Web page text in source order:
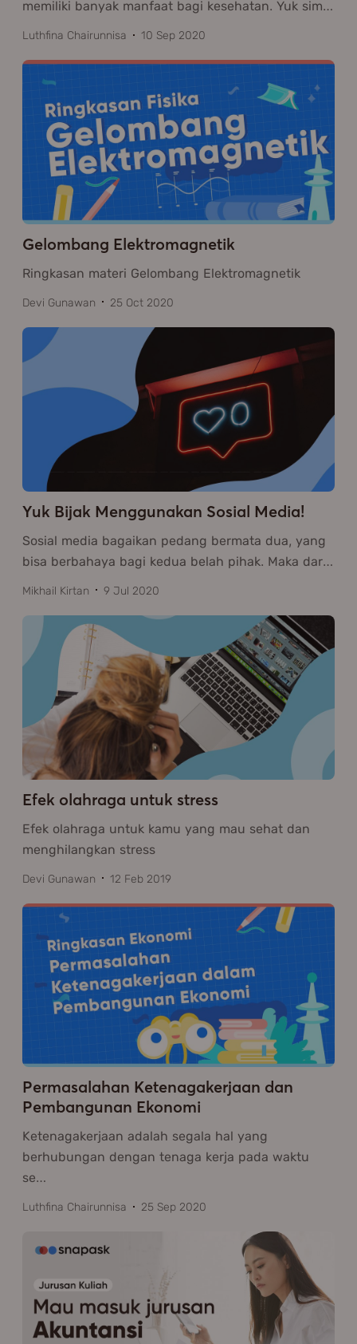
memiliki banyak manfaat bagi kesehatan. Yuk sim…
Luthfina Chairunnisa 10 Sep 2020
Gelombang Elektromagnetik
Ringkasan materi Gelombang Elektromagnetik
Devi Gunawan 25 Oct 2020
Yuk Bijak Menggunakan Sosial Media!
Sosial media bagaikan pedang bermata dua, yang
bisa berbahaya bagi kedua belah pihak. Maka dar…
Mikhail Kirtan 9 Jul 2020
Efek olahraga untuk stress
Efek olahraga untuk kamu yang mau sehat dan
menghilangkan stress
Devi Gunawan 12 Feb 2019
Permasalahan Ketenagakerjaan dan
Pembangunan Ekonomi
Ketenagakerjaan adalah segala hal yang
berhubungan dengan tenaga kerja pada waktu
se…
Luthfina Chairunnisa 25 Sep 2020